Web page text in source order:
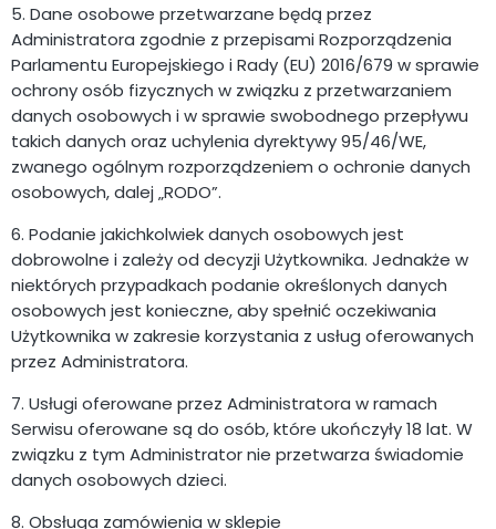
5. Dane osobowe przetwarzane będą przez
Administratora zgodnie z przepisami Rozporządzenia
Parlamentu Europejskiego i Rady (EU) 2016/679 w sprawie
ochrony osób fizycznych w związku z przetwarzaniem
danych osobowych i w sprawie swobodnego przepływu
takich danych oraz uchylenia dyrektywy 95/46/WE,
zwanego ogólnym rozporządzeniem o ochronie danych
osobowych, dalej „RODO”.
6. Podanie jakichkolwiek danych osobowych jest
dobrowolne i zależy od decyzji Użytkownika. Jednakże w
niektórych przypadkach podanie określonych danych
osobowych jest konieczne, aby spełnić oczekiwania
Użytkownika w zakresie korzystania z usług oferowanych
przez Administratora.
7. Usługi oferowane przez Administratora w ramach
Serwisu oferowane są do osób, które ukończyły 18 lat. W
związku z tym Administrator nie przetwarza świadomie
danych osobowych dzieci.
8. Obsługa zamówienia w sklepie